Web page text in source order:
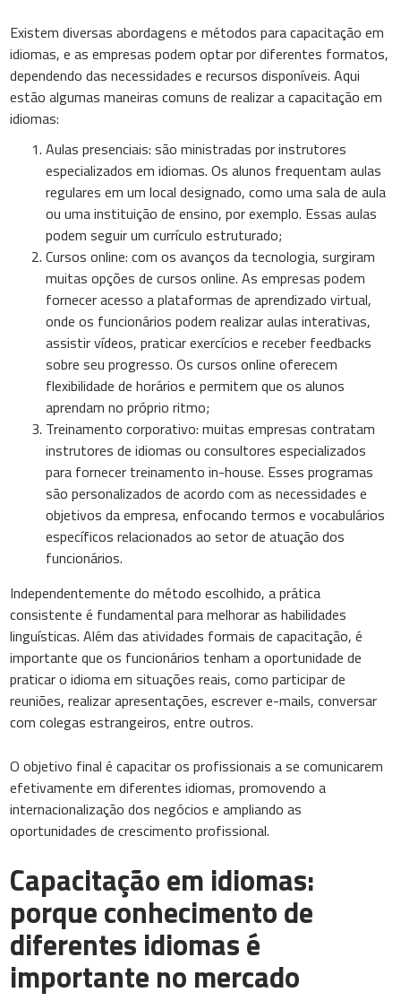
Existem diversas abordagens e métodos para capacitação em
idiomas, e as empresas podem optar por diferentes formatos,
dependendo das necessidades e recursos disponíveis. Aqui
estão algumas maneiras comuns de realizar a capacitação em
idiomas:
Aulas presenciais: são ministradas por instrutores
especializados em idiomas. Os alunos frequentam aulas
regulares em um local designado, como uma sala de aula
ou uma instituição de ensino, por exemplo. Essas aulas
podem seguir um currículo estruturado;
Cursos online: com os avanços da tecnologia, surgiram
muitas opções de cursos online. As empresas podem
fornecer acesso a plataformas de aprendizado virtual,
onde os funcionários podem realizar aulas interativas,
assistir vídeos, praticar exercícios e receber feedbacks
sobre seu progresso. Os cursos online oferecem
flexibilidade de horários e permitem que os alunos
aprendam no próprio ritmo;
Treinamento corporativo: muitas empresas contratam
instrutores de idiomas ou consultores especializados
para fornecer treinamento in-house. Esses programas
são personalizados de acordo com as necessidades e
objetivos da empresa, enfocando termos e vocabulários
específicos relacionados ao setor de atuação dos
funcionários.
Independentemente do método escolhido, a prática
consistente é fundamental para melhorar as habilidades
linguísticas. Além das atividades formais de capacitação, é
importante que os funcionários tenham a oportunidade de
praticar o idioma em situações reais, como participar de
reuniões, realizar apresentações, escrever e-mails, conversar
com colegas estrangeiros, entre outros.
O objetivo final é capacitar os profissionais a se comunicarem
efetivamente em diferentes idiomas, promovendo a
internacionalização dos negócios e ampliando as
oportunidades de crescimento profissional.
Capacitação em idiomas:
porque conhecimento de
diferentes idiomas é
importante no mercado